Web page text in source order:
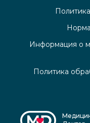
Информация о
Политика